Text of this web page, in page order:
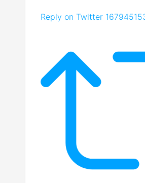
Reply on Twitter